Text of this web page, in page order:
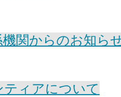
関からのお知ら
ティアについて